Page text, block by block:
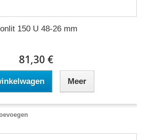
150 U 48-26 mm
81,30 €
Meer